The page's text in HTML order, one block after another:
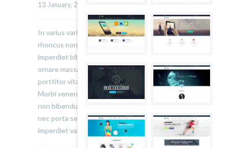
13 January, 2015    |
In varius varius justo, eget ultrices mauris
rhoncus non. Morbi tristique, mauris eu
imperdiet bibendum, velit diam iaculis velit, in
ornare massa enim at lorem. Etiam risus diam,
porttitor vitae ultrices quis. Dapibus id dolor.
Morbi venenatis lacinia rhoncus. Pellentesque
non bibendum tellus, vitae semper sem. Morbi
nec porta sem, eget egestas leo. Donec
imperdiet varius urna…